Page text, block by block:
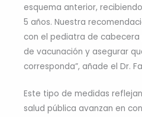
esquema anterior,
5 años. Nuestra
con el pediatra de
de vacunación y asegurar
corresponda”, añade el Dr.
Este tipo de medidas
salud pública avanzan en